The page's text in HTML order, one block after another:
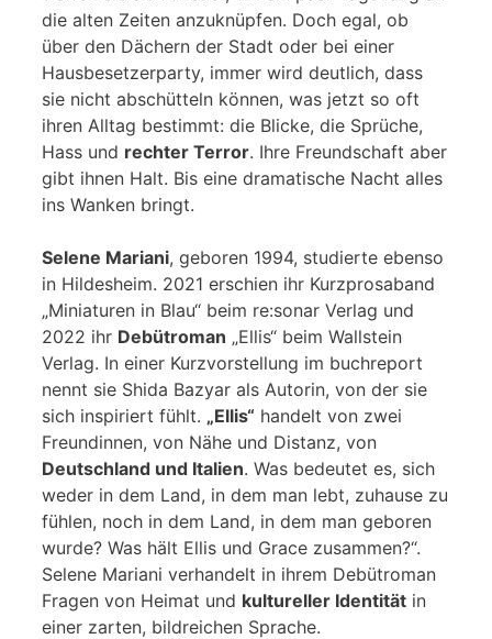
die alten Zeiten anzuknüpfen. Doch egal, ob
über den Dächern der Stadt oder bei einer
Hausbesetzerparty, immer wird deutlich, dass
sie nicht abschütteln können, was jetzt so oft
ihren Alltag bestimmt: die Blicke, die Sprüche,
Hass und rechter Terror. Ihre Freundschaft aber
gibt ihnen Halt. Bis eine dramatische Nacht alles
ins Wanken bringt.
Selene Mariani, geboren 1994, studierte ebenso
in Hildesheim. 2021 erschien ihr Kurzprosaband
„Miniaturen in Blau“ beim re:sonar Verlag und
2022 ihr Debütroman „Ellis“ beim Wallstein
Verlag. In einer Kurzvorstellung im buchreport
nennt sie Shida Bazyar als Autorin, von der sie
sich inspiriert fühlt. „Ellis“ handelt von zwei
Freundinnen, von Nähe und Distanz, von
Deutschland und Italien. Was bedeutet es, sich
weder in dem Land, in dem man lebt, zuhause zu
fühlen, noch in dem Land, in dem man geboren
wurde? Was hält Ellis und Grace zusammen?“.
Selene Mariani verhandelt in ihrem Debütroman
Fragen von Heimat und kultureller Identität in
einer zarten, bildreichen Sprache.